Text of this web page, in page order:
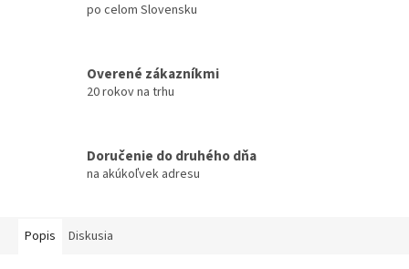
po celom Slovensku
Overené zákazníkmi
20 rokov na trhu
Doručenie do druhého dňa
na akúkoľvek adresu
Popis Diskusia